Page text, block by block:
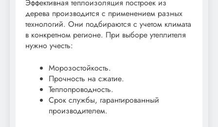
Эффективная теплоизоляция построек из
дерева производится с применением разных
технологий. Они подбираются с учетом климата
в конкретном регионе. При выборе утеплителя
нужно учесть:
Морозостойкость.
Прочность на сжатие.
Теплопроводность.
Срок службы, гарантированный
производителем.